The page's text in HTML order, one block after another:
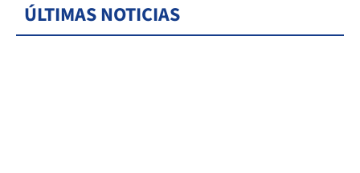
ÚLTIMAS NOTICIAS